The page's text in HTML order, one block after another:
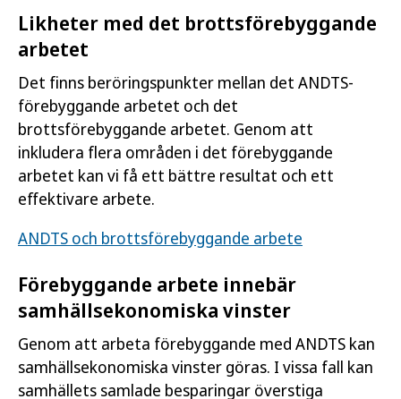
Likheter med det brottsförebyggande
arbetet
Det finns beröringspunkter mellan det ANDTS-
förebyggande arbetet och det
brottsförebyggande arbetet. Genom att
inkludera flera områden i det förebyggande
arbetet kan vi få ett bättre resultat och ett
effektivare arbete.
ANDTS och brottsförebyggande arbete
Förebyggande arbete innebär
samhällsekonomiska vinster
Genom att arbeta förebyggande med ANDTS kan
samhällsekonomiska vinster göras. I vissa fall kan
samhällets samlade besparingar överstiga